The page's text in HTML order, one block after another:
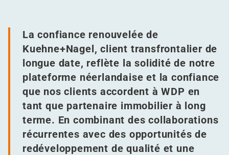
La confiance renouvelée de
Kuehne+Nagel, client transfrontalier de
longue date, reflète la solidité de notre
plateforme néerlandaise et la confiance
que nos clients accordent à WDP en
tant que partenaire immobilier à long
terme. En combinant des collaborations
récurrentes avec des opportunités de
redéveloppement de qualité et une